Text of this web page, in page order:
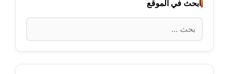
ابحث في الموقع
البحث
عن: